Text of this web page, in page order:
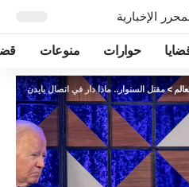
حوارات منوعات
>مقتل السنوار.. ماذا دار في اتصال بايدن